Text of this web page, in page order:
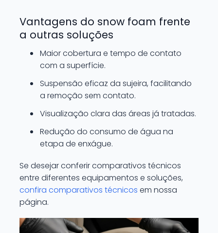
Vantagens do snow foam frente
a outras soluções
Maior cobertura e tempo de contato
com a superfície.
Suspensão eficaz da sujeira, facilitando
a remoção sem contato.
Visualização clara das áreas já tratadas.
Redução do consumo de água na
etapa de enxágue.
Se desejar conferir comparativos técnicos
entre diferentes equipamentos e soluções,
confira comparativos técnicos em nossa
página.